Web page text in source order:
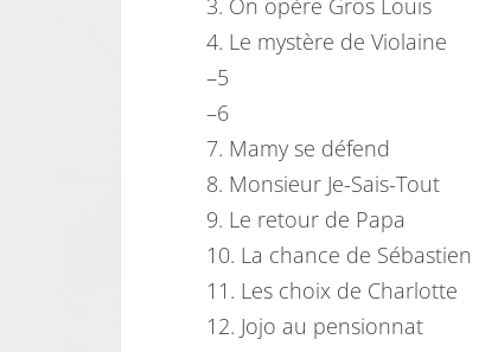
4. Le mystère de Violaine
–5
–6
7. Mamy se défend
8. Monsieur Je-Sais-Tout
9. Le retour de Papa
10. La chance de Sébastien
11. Les choix de Charlotte
12. Jojo au pensionnat